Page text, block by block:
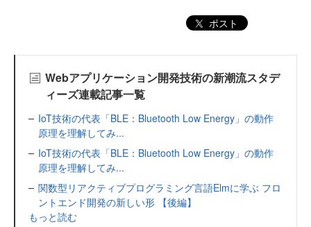
ポスト
Webアプリケーション開発技術の新潮流スタデ
ィーズ連載記事一覧
IoT技術の代表「BLE：Bluetooth Low Energy」の動作
原理を理解してみ...
IoT技術の代表「BLE：Bluetooth Low Energy」の動作
原理を理解してみ...
関数型リアクティブプログラミング言語Elmに学ぶ フロ
ントエンド開発の新しい形 【後編】
もっと読む